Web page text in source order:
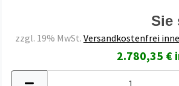
Sie
zzgl. 19% MwSt. Versandkostenfrei
2.780,35 €